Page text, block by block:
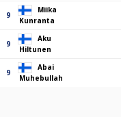
9
Miika
Kunranta
9
Aku
Hiltunen
9
Abai
Muhebullah